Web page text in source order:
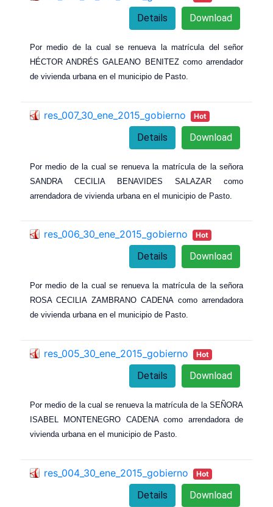
Download
Details
Por medio de la cual se renueva la matrícula del señor
HÉCTOR ANDRÉS GALEANO BENITEZ como arrendador
de vivienda urbana en el municipio de Pasto.
res_007_30_ene_2015_gobierno Hot
Download
Details
Por medio de la cual se renueva la matrícula de la señora
SANDRA CECILIA BENAVIDES SALAZAR como
arrendadora de vivienda urbana en el municipio de Pasto.
res_006_30_ene_2015_gobierno Hot
Download
Details
Por medio de la cual se renueva la matrícula de la señora
ROSA CECILIA ZAMBRANO CADENA como arrendadora
de vivienda urbana en el municipio de Pasto.
res_005_30_ene_2015_gobierno Hot
Download
Details
Por medio de la cual se renueva la matrícula de la SEÑORA
ISABEL MONTENEGRO CADENA como arrendadora de
vivienda urbana en el municipio de Pasto.
res_004_30_ene_2015_gobierno Hot
Download
Details